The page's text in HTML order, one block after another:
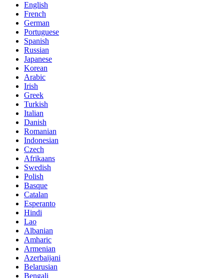
English
French
German
Portuguese
Spanish
Russian
Japanese
Korean
Arabic
Irish
Greek
Turkish
Italian
Danish
Romanian
Indonesian
Czech
Afrikaans
Swedish
Polish
Basque
Catalan
Esperanto
Hindi
Lao
Albanian
Amharic
Armenian
Azerbaijani
Belarusian
Bengali